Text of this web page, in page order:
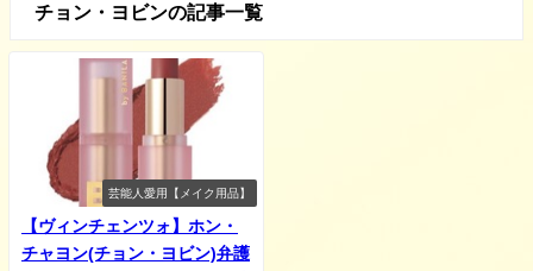
チョン・ヨビンの記事一覧
芸能人愛用【メイク用品】
【ヴィンチェンツォ】ホン・
チャヨン(チョン・ヨビン)弁護